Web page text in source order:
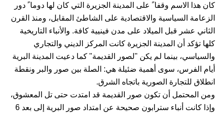
كان هذا الاسم وقفا ً على المدينة الجزيرة التي كان لها دوما ً دور
الزعامة السياسية والاقتصادية على الشاطئ المقابل، ومنذ القرن
الثاني عشر قبل الميلاد على مدن فينيية كافة. والأنباء التاريخية
كلها تؤكد أن المدينة الجزيرة كانت المركز الديني والتجاري
والسياسي، بينما لم يكن "لصور القديمة" كما دعيت المدينة البرية
أيام الفرس، سوى أهمية ضئيلة هي: الصلة بين صور والبر ونقطة
انطلاق للتجارة الصورية باتجاه الشرق.
ومن المحتمل أن تكون صور القديمة قد امتدت حتى تل المعشوق،
وإذا كانت أنباء سترابون صحيحة عن امتداد صور البرية إلى بعد 6